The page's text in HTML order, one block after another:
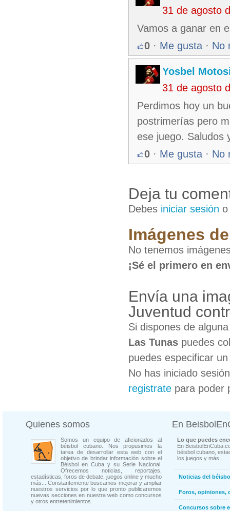
31 de agosto
Vamos a ganar en
0 · Me gusta · No
Yosbel
31 de agosto
Perdimos hoy un
postrimerías pero
ese juego. Saludos
0 · Me gusta · No
Deja tu
Debes iniciar sesión
Imágenes
No tenemos
¡Sé el primero en
Envía una
Juventud
Si dispones de
Las Tunas puedes
puedes especificar
No has iniciado
registrate para poder
Quienes somos
Somos un equipo de aficionados al
béisbol cubano. Nos propusimos la
tarea de desarrollar esta web con el
objetivo de brindar información sobre el
Béisbol en Cuba y su Serie Nacional.
Ofrecemos noticias, reportajes,
estadísticas, foros de debate, juegos online y mucho
más... Constantemente buscamos mejorar y ampliar
nuestros servicios por lo que pronto publicaremos
nuevas secciones en nuestra web como concursos
y otros entretenimientos.
En
Lo que puedes
En
béisbol cubano,
los juegos y más...
Noticias del
Foros, opiniones,
Concursos sobre